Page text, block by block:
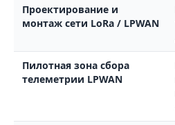
Проектирование и
монтаж сети LoRa / LPWAN
Пилотная зона сбора
телеметрии LPWAN